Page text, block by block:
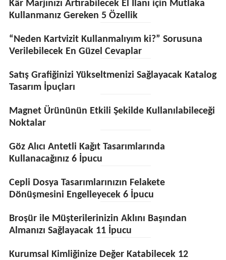
Kâr Marjınızı Artırabilecek El İlanı için Mutlaka
Kullanmanız Gereken 5 Özellik
“Neden Kartvizit Kullanmalıyım ki?” Sorusuna
Verilebilecek En Güzel Cevaplar
Satış Grafiğinizi Yükseltmenizi Sağlayacak Katalog
Tasarım İpuçları
Magnet Ürününün Etkili Şekilde Kullanılabileceği
Noktalar
Göz Alıcı Antetli Kağıt Tasarımlarında
Kullanacağınız 6 İpucu
Cepli Dosya Tasarımlarınızın Felakete
Dönüşmesini Engelleyecek 6 İpucu
Broşür ile Müşterilerinizin Aklını Başından
Almanızı Sağlayacak 11 İpucu
Kurumsal Kimliğinize Değer Katabilecek 12